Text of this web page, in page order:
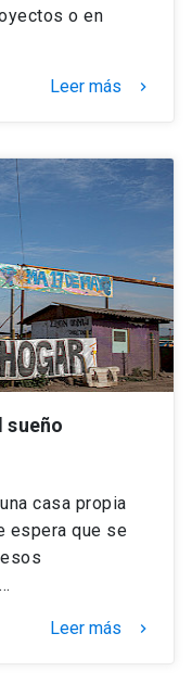
o en
Leer más keyboard_arrow_right
sueño
casa propia
espera que se
Leer más keyboard_arrow_right